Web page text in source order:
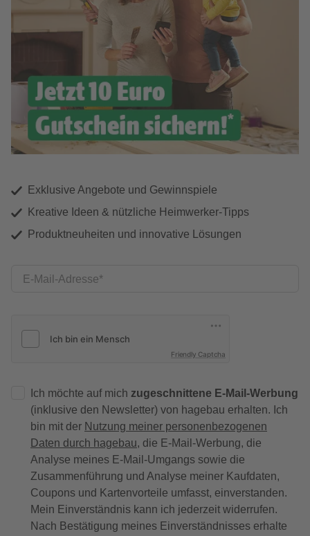
Exklusive Angebote und Gewinnspiele
Kreative Ideen & nützliche Heimwerker-Tipps
Produktneuheiten und innovative Lösungen
E-Mail-Adresse
Friendly Captcha
Ich möchte auf mich zugeschnittene E-Mail-Werbung
(inklusive den Newsletter) von hagebau erhalten. Ich
bin mit der Nutzung meiner personenbezogenen
Daten durch hagebau, die E-Mail-Werbung, die
Analyse meines E-Mail-Umgangs sowie die
Zusammenführung und Analyse meiner Kaufdaten,
Coupons und Kartenvorteile umfasst, einverstanden.
Mein Einverständnis kann ich jederzeit widerrufen.
Nach Bestätigung meines Einverständnisses erhalte